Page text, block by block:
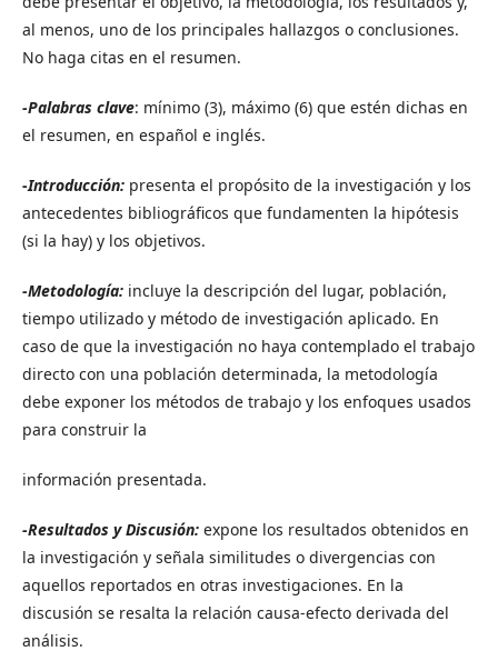
al menos, uno de los principales hallazgos o conclusiones.
No haga citas en el resumen.
-Palabras clave: mínimo (3), máximo (6) que estén dichas en
el resumen, en español e inglés.
-Introducción: presenta el propósito de la investigación y los
antecedentes bibliográficos que fundamenten la hipótesis
(si la hay) y los objetivos.
-Metodología: incluye la descripción del lugar, población,
tiempo utilizado y método de investigación aplicado. En
caso de que la investigación no haya contemplado el trabajo
directo con una población determinada, la metodología
debe exponer los métodos de trabajo y los enfoques usados
para construir la
información presentada.
-Resultados y Discusión: expone los resultados obtenidos en
la investigación y señala similitudes o divergencias con
aquellos reportados en otras investigaciones. En la
discusión se resalta la relación causa-efecto derivada del
análisis.